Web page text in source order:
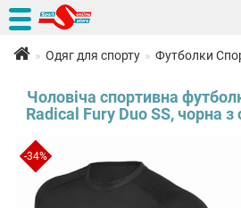
Одяг для спорту Футболки
Чоловіча спортивна
Radical Fury Duo SS, чорна
-34%